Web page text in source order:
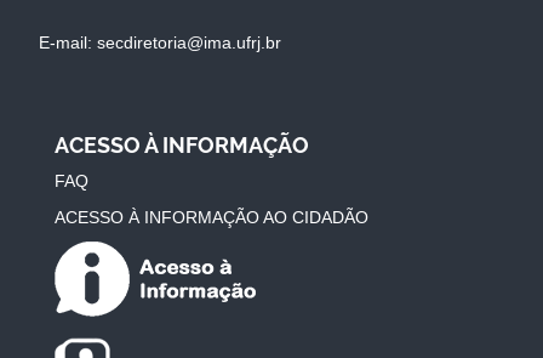
E-mail: secdiretoria@ima.ufrj.br
ACESSO À INFORMAÇÃO
FAQ
ACESSO À INFORMAÇÃO AO CIDADÃO